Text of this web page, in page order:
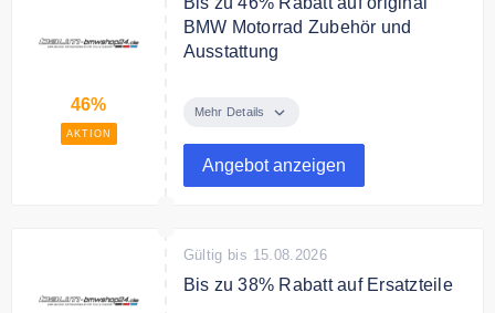
46%
AKTION
BMW Motorrad Zubehör und
Ausstattung
Original BMW Motorrad Zubehör,
Ausstattung für zahlreiche Modelle
und Einsatzzwecke und spare bis
Mehr Details
Angebot anzeigen
Gültig bis 15.08.2026
Bis zu 38% Rabatt auf Ersatzteile